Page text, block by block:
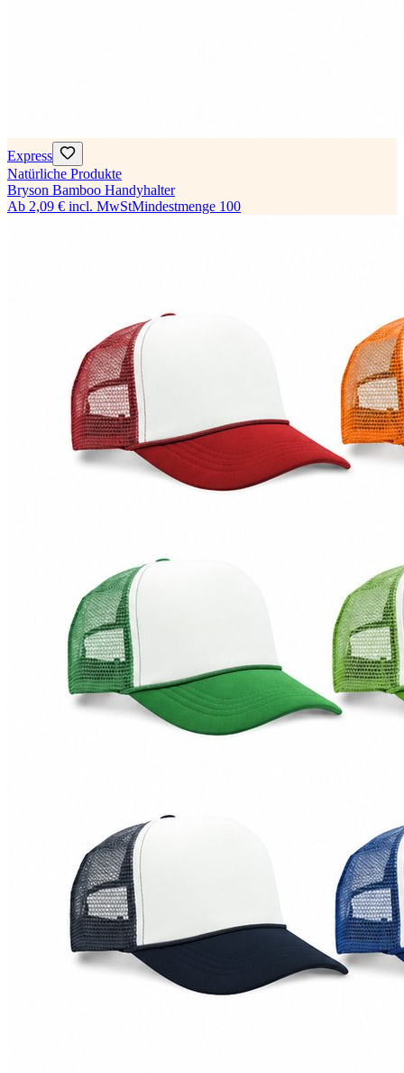
Express
Natürliche Produkte
Bryson Bamboo Handyhalter
Ab 2,09 € incl. MwStMindestmenge 100